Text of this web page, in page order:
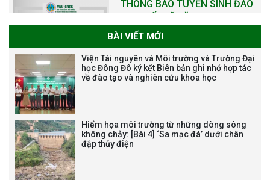
CHỨC TRAO HỌC BỔNG NAGAO
THƯ CẢM ƠN LỄ KỶ NIỆM 40
NĂM XÂY DỰNG VÀ PHÁT TRIỂN
ĐỘNG HẠNG BA
BÀI VIẾT MỚI
Viện Tài nguyên và Môi trường và Trường Đại
học Đông Đô ký kết Biên bản ghi nhớ hợp tác
về đào tạo và nghiên cứu khoa học
Hiểm họa môi trường từ những dòng sông
không chảy: [Bài 4] ‘Sa mạc đá’ dưới chân
đập thủy điện